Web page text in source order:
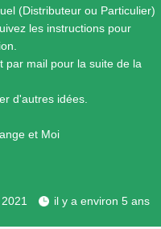
(Distributeur ou Particulier)
les instructions pour
par mail pour la suite de la
d'autres idées.
et Moi
il y a environ 5 ans